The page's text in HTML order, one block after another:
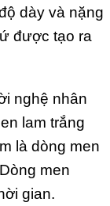
dày và nặng
được tạo ra
nghệ nhân
lam trắng
là dòng men
men
gian.